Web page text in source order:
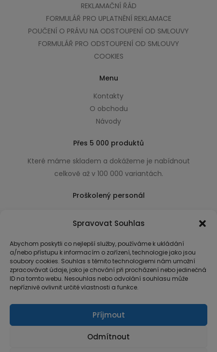
Spravovat Souhlas
Abychom poskytli co nejlepší služby, používáme k ukládání
a/nebo přístupu k informacím o zařízení, technologie jako jsou
soubory cookies. Souhlas s těmito technologiemi nám umožní
zpracovávat údaje, jako je chování při procházení nebo jedinečná
ID na tomto webu. Nesouhlas nebo odvolání souhlasu může
nepříznivě ovlivnit určité vlastnosti a funkce.
Příjmout
Odmítnout
REKLAMAČNÍ ŘÁD
FORMULÁŘ PRO UPLATNĚNÍ REKLAMACE
POUČENÍ O PRÁVU NA ODSTOUPENÍ OD SMLOUVY
FORMULÁŘ PRO ODSTOUPENÍ OD SMLOUVY
COOKIES
Menu
Kontakty
O obchodu
Návody
Přes 5 000 produktů
Které máme skladem a dokážeme je nabídnout
celkově až v 100 000 variantách.
Proškolený personál
usnadňující nákup.